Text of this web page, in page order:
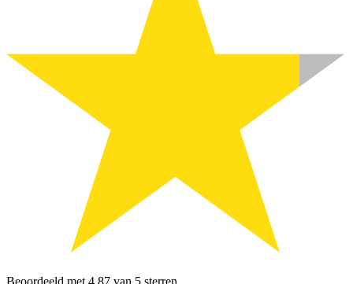
Beoordeeld met 4.87 van 5 sterren